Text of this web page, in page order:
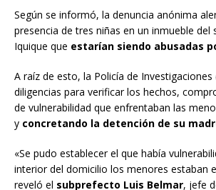
Según se informó, la denuncia anónima
presencia de tres niñas en un inmueble del
Iquique que estarían siendo abusadas
A raíz de esto, la Policía de Investigaciones
diligencias para verificar los hechos,
de vulnerabilidad que enfrentaban las
y concretando la detención de su
«Se pudo establecer el que había
interior del domicilio los menores estaban
reveló el subprefecto Luis Belmar, jefe